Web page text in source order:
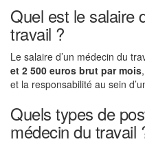
Quel est le salaire
travail ?
Le salaire d’un médecin du
et 2 500 euros brut par mois
et la responsabilité au sein
Quels types de
médecin du travail